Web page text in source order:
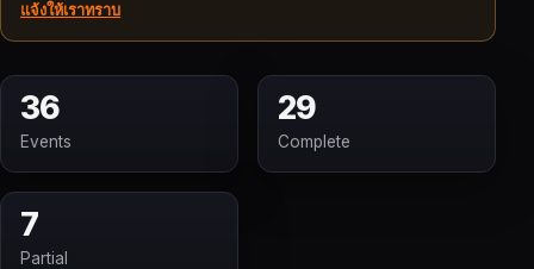
แจ้งให้เราทราบ
36
Events
29
Complete
7
Partial